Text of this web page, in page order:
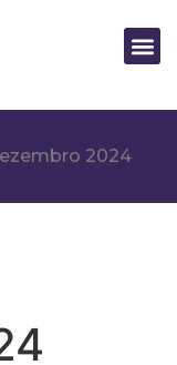
2024